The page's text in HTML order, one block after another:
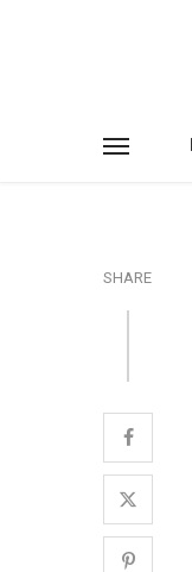
SHARE